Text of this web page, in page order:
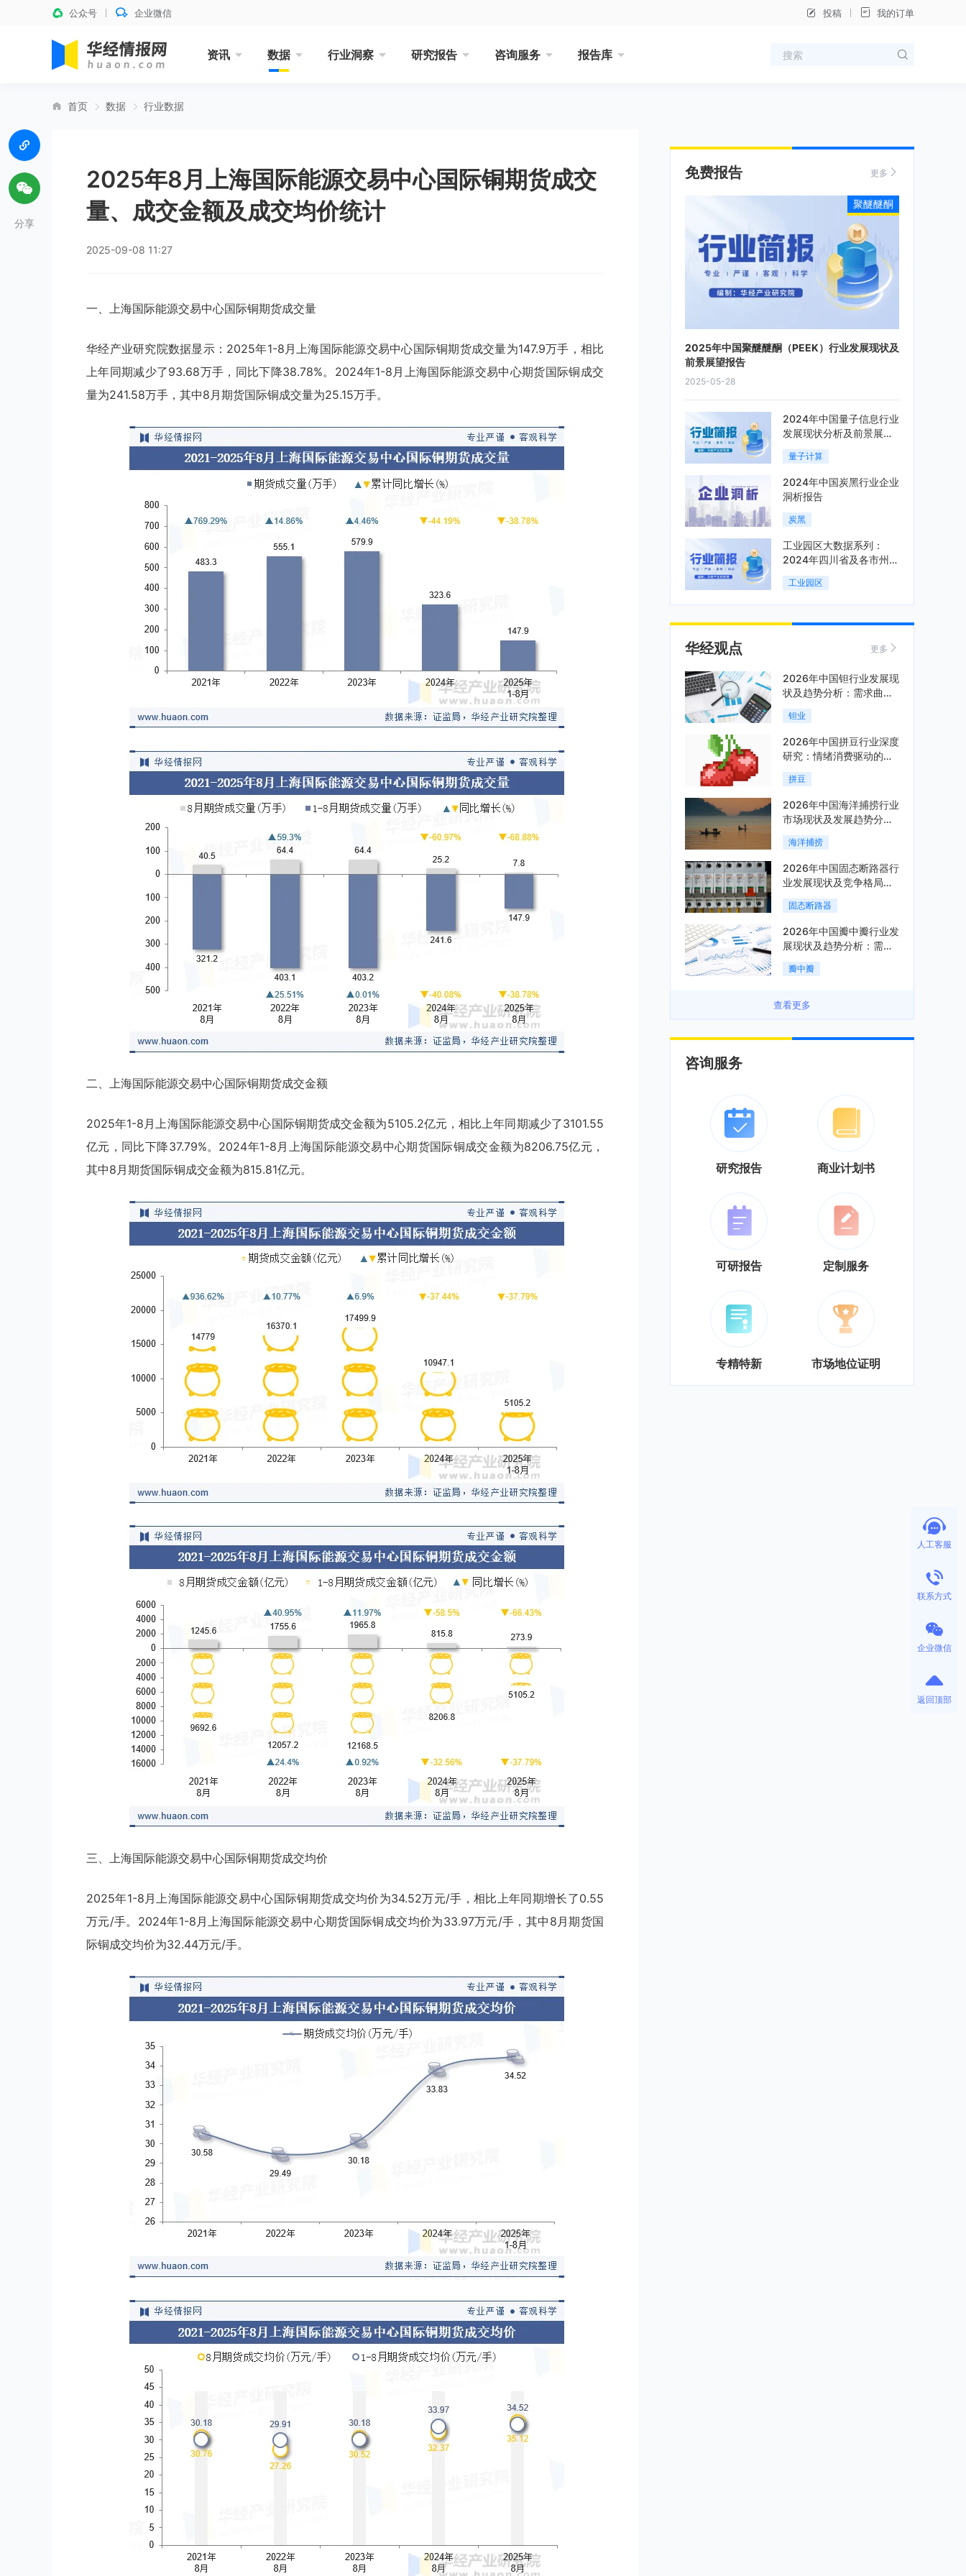
公众号 企业微信 投稿 我的订单
资讯 数据 行业洞察 研究报告 咨询服务 报告库
首页 数据 行业数据
2025年8月上海国际能源交易中心国际铜期货成交
量、成交金额及成交均价统计
2025-09-08 11:27
一、上海国际能源交易中心国际铜期货成交量
华经产业研究院数据显示：2025年1-8月上海国际能源交易中心国际铜期货成交量为147.9万手，相比
上年同期减少了93.68万手，同比下降38.78%。2024年1-8月上海国际能源交易中心期货国际铜成交
量为241.58万手，其中8月期货国际铜成交量为25.15万手。
二、上海国际能源交易中心国际铜期货成交金额
2025年1-8月上海国际能源交易中心国际铜期货成交金额为5105.2亿元，相比上年同期减少了3101.55
亿元，同比下降37.79%。2024年1-8月上海国际能源交易中心期货国际铜成交金额为8206.75亿元，
其中8月期货国际铜成交金额为815.81亿元。
三、上海国际能源交易中心国际铜期货成交均价
2025年1-8月上海国际能源交易中心国际铜期货成交均价为34.52万元/手，相比上年同期增长了0.55
万元/手。2024年1-8月上海国际能源交易中心期货国际铜成交均价为33.97万元/手，其中8月期货国
际铜成交均价为32.44万元/手。
分享
免费报告 更多
2025年中国聚醚醚酮（PEEK）行业发展现状及
前景展望报告
2025-05-28
聚醚醚酮
2024年中国量子信息行业
发展现状分析及前景展望
报告
量子计算
2024年中国炭黑行业企业
洞析报告
炭黑
工业园区大数据系列：
2024年四川省及各市州工
业园区全景洞析报告
工业园区
华经观点 更多
2026年中国钽行业发展现
状及趋势分析：需求曲线
陡峭与供给曲线平缓的博
弈加剧「图」
钽业
2026年中国拼豆行业深度
研究：情绪消费驱动的新
兴手工赛道「图」
拼豆
2026年中国海洋捕捞行业
市场现状及发展趋势分
析：科技赋能与智能化转
型加速「图」
海洋捕捞
2026年中国固态断路器行
业发展现状及竞争格局分
析：国际巨头领跑技术，
国内企业加速追赶「图」
固态断路器
2026年中国瓣中瓣行业发
展现状及趋势分析：需求
可持续释放，市场发展前
景良好「图」
瓣中瓣
查看更多
咨询服务
研究报告 商业计划书
可研报告 定制服务
专精特新 市场地位证明
人工客服
联系方式
企业微信
返回顶部